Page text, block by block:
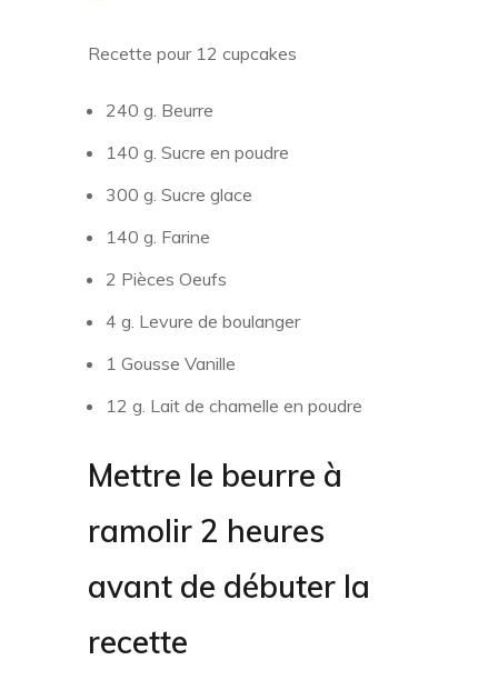
Recette pour 12 cupcakes
240 g. Beurre
140 g. Sucre en poudre
300 g. Sucre glace
140 g. Farine
2 Pièces Oeufs
4 g. Levure de boulanger
1 Gousse Vanille
12 g. Lait de chamelle en poudre
Mettre le beurre à
ramolir 2 heures
avant de débuter la
recette